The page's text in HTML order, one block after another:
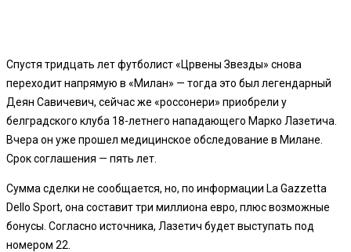
Спустя тридцать лет футболист «Црвены Звезды» снова
переходит напрямую в «Милан» — тогда это был легендарный
Деян Савичевич, сейчас же «россонери» приобрели у
белградского клуба 18-летнего нападающего Марко Лазетича.
Вчера он уже прошел медицинское обследование в Милане.
Срок соглашения — пять лет.
Сумма сделки не сообщается, но, по информации La Gazzetta
Dello Sport, она составит три миллиона евро, плюс возможные
бонусы. Согласно источника, Лазетич будет выступать под
номером 22.